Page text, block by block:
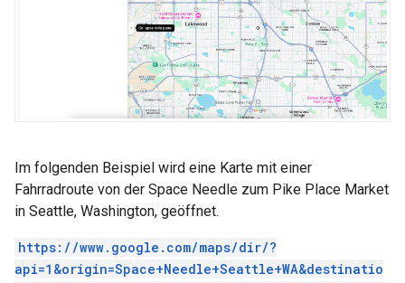
Im folgenden Beispiel wird eine Karte mit einer
Fahrradroute von der Space Needle zum Pike Place Market
in Seattle, Washington, geöffnet.
https://www.google.com/maps/dir/?
api=1&origin=Space+Needle+Seattle+WA&destinatio